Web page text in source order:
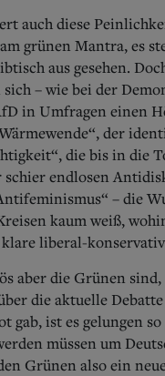
auch diese
grünen Mantra, es
aus gesehen.
sich – wie bei der
in Umfragen einen
der
die bis in die
schier endlosen
– die
kaum weiß,
liberal-
aber die Grünen
die aktuelle
gab, ist es gelungen
müssen um
Grünen also ein